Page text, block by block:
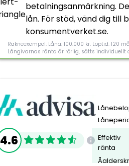
betalningsanmärkning.
lån. För stöd, vänd dig
konsumentverket.se.
Räkneexempel: Låna: 100.000 kr. Löptid: 120
Långivarnas ränta är rörlig, sätts individuellt
4.6
Effektiv
ränta